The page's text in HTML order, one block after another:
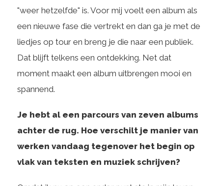
"weer hetzelfde" is. Voor mij voelt een album als
een nieuwe fase die vertrekt en dan ga je met de
liedjes op tour en breng je die naar een publiek.
Dat blijft telkens een ontdekking. Net dat
moment maakt een album uitbrengen mooi en
spannend.
Je hebt al een parcours van zeven albums
achter de rug. Hoe verschilt je manier van
werken vandaag tegenover het begin op
vlak van teksten en muziek schrijven?